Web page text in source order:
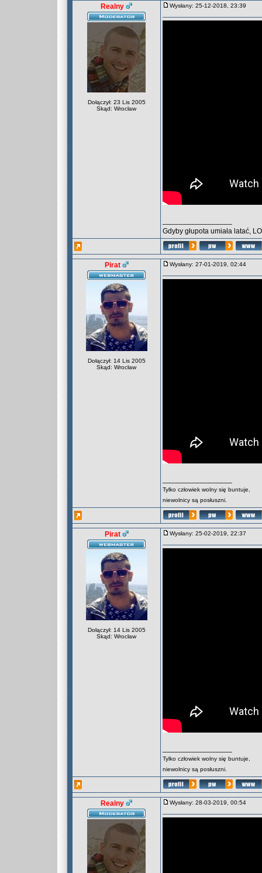
Realny
Dołączył: 23 Lis 2005
Skąd: Wrocław
Wysłany: 25-12-2018, 23:39
Gdyby głupota umiała latać,
Pirat
Dołączył: 14 Lis 2005
Skąd: Wrocław
Wysłany: 27-01-2019, 02:44
Tylko człowiek wolny się buntuje,
niewolnicy są posłuszni.
Pirat
Dołączył: 14 Lis 2005
Skąd: Wrocław
Wysłany: 25-02-2019, 22:37
Tylko człowiek wolny się buntuje,
niewolnicy są posłuszni.
Realny Wysłany: 28-03-2019, 00:54